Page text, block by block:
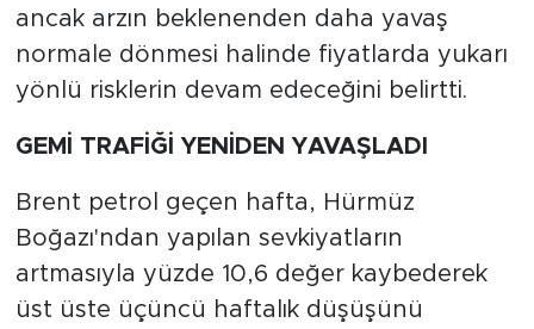
ancak arzın beklenenden daha yavaş
normale dönmesi halinde fiyatlarda yukarı
yönlü risklerin devam edeceğini belirtti.
GEMİ TRAFİĞİ YENİDEN YAVAŞLADI
Brent petrol geçen hafta, Hürmüz
Boğazı'ndan yapılan sevkiyatların
artmasıyla yüzde 10,6 değer kaybederek
üst üste üçüncü haftalık düşüşünü